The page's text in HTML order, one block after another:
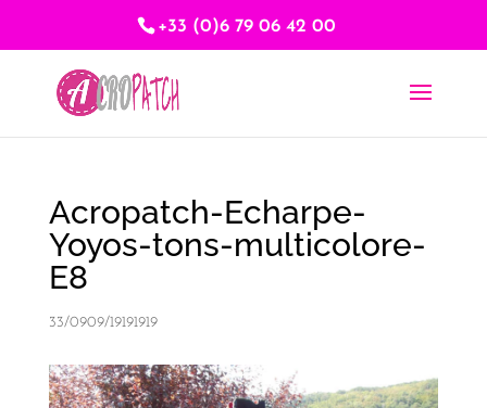
+33 (0)6 79 06 42 00
Acropatch-Echarpe-
Yoyos-tons-multicolore-
E8
33/0909/19191919